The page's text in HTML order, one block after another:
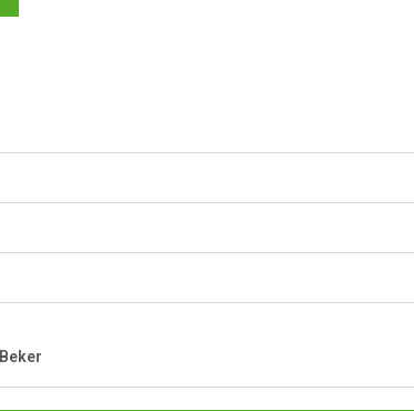
Beker